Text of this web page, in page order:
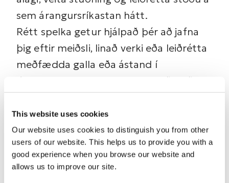
This website uses cookies
Our website uses cookies to distinguish you from other
users of our website. This helps us to provide you with a
good experience when you browse our website and
allows us to improve our site.
sem árangursríkastan hátt.
Rétt spelka getur hjálpað þér að jafna
þig eftir meiðsli, linað verki eða leiðrétta
meðfædda galla eða ástand í
líkamanum. Hvort sem um er að ræða
einfalda spelku eða flóknari
stuðningvöru er hver lausn hönnuð og
framleidd til að tryggja þægilegan
stuðning og hreyfanleika.